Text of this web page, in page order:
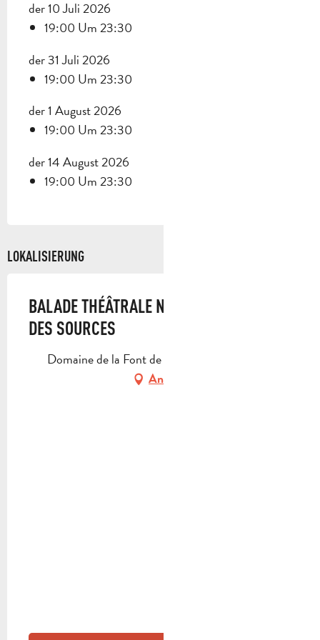
der 10 Juli 2026
19:00 Um 23:30
der 31 Juli 2026
19:00 Um 23:30
der 1 August 2026
19:00 Um 23:30
der 14 August 2026
19:00 Um 23:30
LOKALISIERUNG
BALADE THÉÂTRALE NOCTURNE - MANON
DES SOURCES
Domaine de la Font de Mai, 13400 Aubagne
Anfahrt